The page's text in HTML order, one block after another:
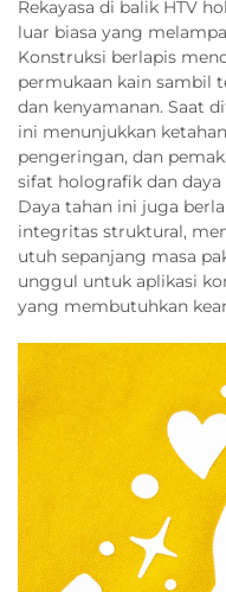
Rekayasa di balik HTV
luar biasa yang
Konstruksi berlapis
permukaan kain sambil
dan kenyamanan. Saat
ini menunjukkan
pengeringan, dan
sifat holografik dan
Daya tahan ini juga
integritas struktural,
utuh sepanjang masa
unggul untuk aplikasi
yang membutuhkan